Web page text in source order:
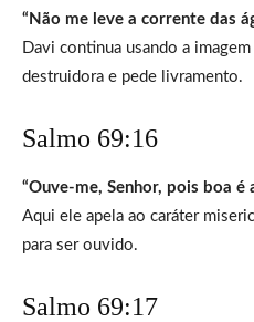
“Não me leve a corrente das
Davi continua usando a
destruidora e pede livramento.
Salmo 69:16
“Ouve-me, Senhor, pois boa
Aqui ele apela ao caráter
para ser ouvido.
Salmo 69:17